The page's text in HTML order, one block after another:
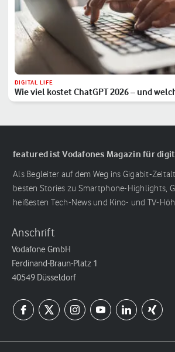
DIGITAL LIFE
Wie viel kostet ChatGPT 2026 – und
featured ist Vodafones Magazin für
Als Begleiter auf dem Weg ins Gigabit-
besten Stories zu Smartphone-Highlights,
heißesten Tech-News und Kino- und TV-
Anschrift
Vodafone GmbH
Ferdinand-Braun-Platz 1
40549 Düsseldorf